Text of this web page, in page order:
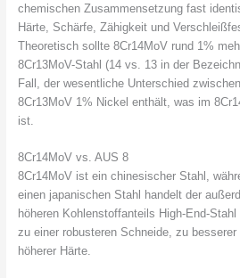
chemischen Zusammensetzung fast
Härte, Schärfe, Zähigkeit und
Theoretisch sollte 8Cr14MoV rund 1%
8Cr13MoV-Stahl (14 vs. 13 in der
Fall, der wesentliche Unterschied
8Cr13MoV 1% Nickel enthält, was im
ist.
8Cr14MoV vs. AUS 8
8Cr14MoV ist ein chinesischer Stahl,
einen japanischen Stahl handelt der
höheren Kohlenstoffanteils High-End-
zu einer robusteren Schneide, zu
höherer Härte.